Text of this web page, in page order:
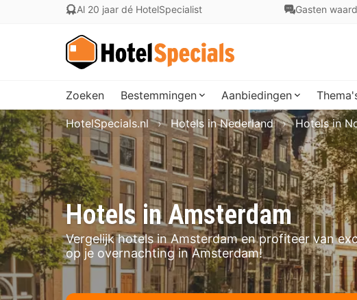
Al 20 jaar dé HotelSpecialist Gasten
Zoeken Bestemmingen Aanbiedingen
Hotels in Amsterdam
Vergelijk hotels in Amsterdam en profiteer van
op je overnachting in Amsterdam!
HotelSpecials.nl Hotels in Nederland Hotels in